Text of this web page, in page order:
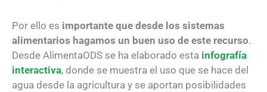
Por ello es importante que desde los sistemas
alimentarios hagamos un buen uso de este recurso.
Desde AlimentaODS se ha elaborado esta infografía
interactiva, donde se muestra el uso que se hace del
agua desde la agricultura y se aportan posibilidades